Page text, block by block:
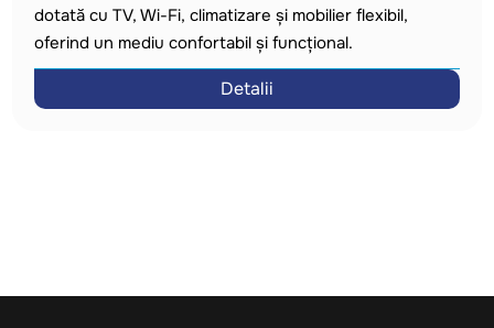
dotată cu TV, Wi-Fi, climatizare și mobilier flexibil,
oferind un mediu confortabil și funcțional.
Detalii